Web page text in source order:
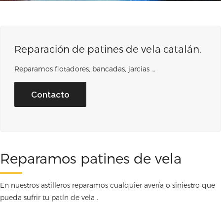
Reparación de patines de vela catalán.
Reparamos flotadores, bancadas, jarcias …
Contacto
Reparamos patines de vela
En nuestros astilleros reparamos cualquier avería o siniestro que
pueda sufrir tu patín de vela .